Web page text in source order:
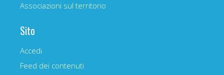
Associazioni sul territorio
Sito
Accedi
Feed dei contenuti